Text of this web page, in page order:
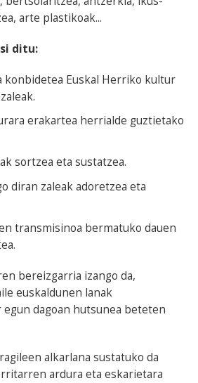
arte plastikoak...
ditu:
konbidetea Euskal Herriko kultur
erakartea herrialde guztietako
sortzea eta sustatzea.
diran zaleak adoretzea eta
transmisinoa bermatuko dauen
bereizgarria izango da,
euskaldunen lanak
dagoan hutsunea beteten
alkarlana sustatuko da
ardura eta eskarietara